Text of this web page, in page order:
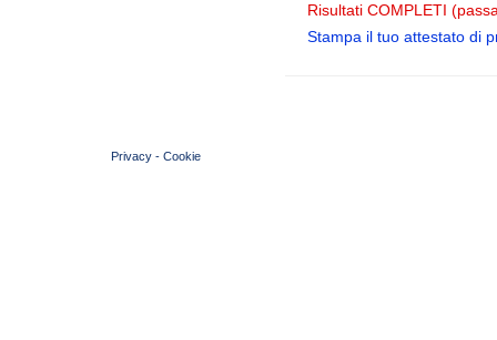
Risultati COMPLETI
Stampa il tuo attestato di
Privacy - Cookie